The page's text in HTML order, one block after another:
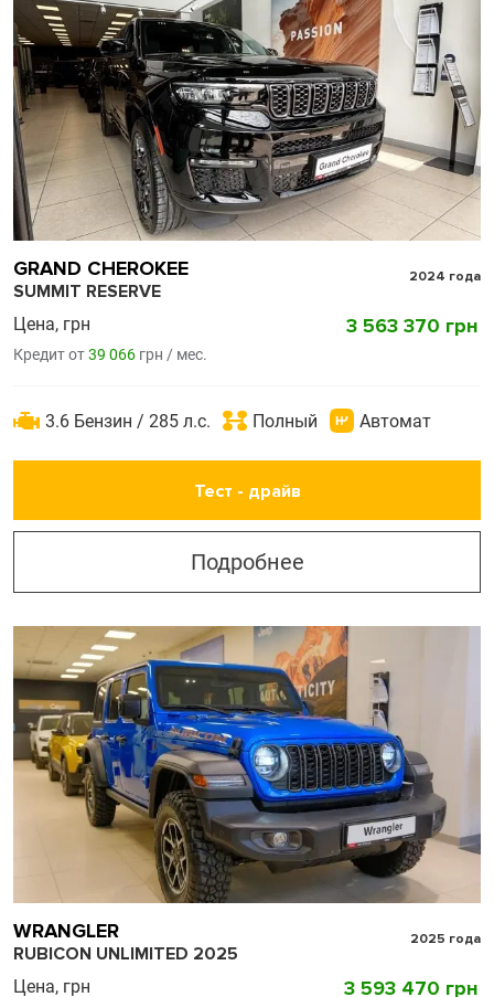
GRAND CHEROKEE
SUMMIT RESERVE
2024 года
Цена, грн
Кредит от39 066 грн / мес.
3 563 370 грн
3.6 Бензин / 285 л.с. Полный Автомат
Тест - драйв
Подробнее
WRANGLER
RUBICON UNLIMITED 2025
2025 года
Цена, грн 3 593 470 грн